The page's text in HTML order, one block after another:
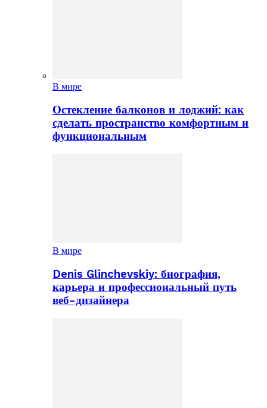
В мире
Остекление балконов и лоджий: как
сделать пространство комфортным и
функциональным
В мире
Denis Glinchevskiy: биография,
карьера и профессиональный путь
веб-дизайнера